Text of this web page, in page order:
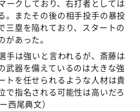
ークしており、右打者としては
。またその後の相手投手の暴投
三塁を陥れており、スタートの
あった。
手は強いと言われるが、斎藤は
武器を備えているのは大きな強
トを任せられるような人材は貴
で指名される可能性は高いだろ
西尾典文）